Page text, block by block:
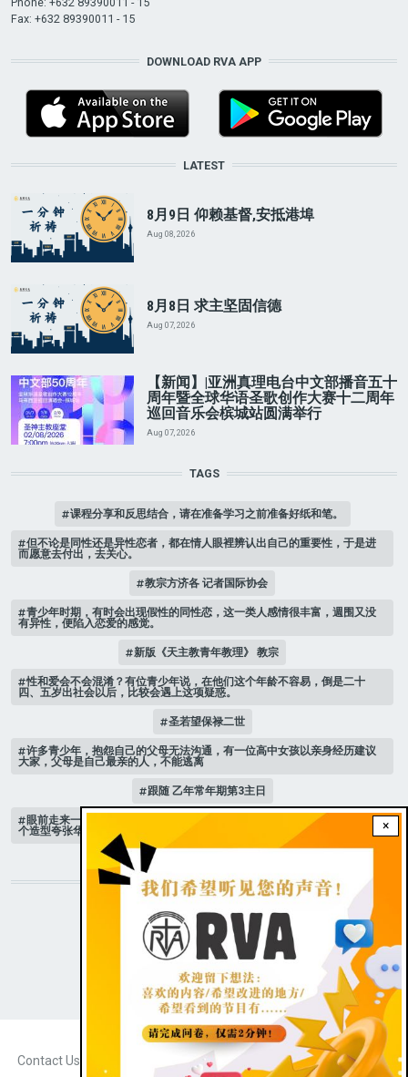
×
Fax: +632 89390011 - 15
DOWNLOAD RVA APP
LATEST
8月9日 仰赖基督,安抵港埠
Aug 08, 2026
8月8日 求主坚固信德
Aug 07, 2026
【新闻】|亚洲真理电台中文部播音五十
周年暨全球华语圣歌创作大赛十二周年
巡回音乐会槟城站圆满举行
Aug 07, 2026
TAGS
课程分享和反思结合，请在准备学习之前准备好纸和笔。
但不论是同性还是异性恋者，都在情人眼裡辨认出自己的重要性，于是进
而愿意去付出，去关心。
教宗方济各 记者国际协会
青少年时期，有时会出现假性的同性恋，这一类人感情很丰富，週围又没
有异性，便陷入恋爱的感觉。
新版《天主教青年教理》 教宗
性和爱会不会混淆？有位青少年说，在他们这个年龄不容易，倒是二十
四、五岁出社会以后，比较会遇上这项疑惑。
圣若望保禄二世
许多青少年，抱怨自己的父母无法沟通，有一位高中女孩以亲身经历建议
大家，父母是自己最亲的人，不能逃离
跟随 乙年常年期第3主日
眼前走来一位魔女，可爱的妖媚中带点邪恶，身上穿著宫廷的小丑服，整
个造型夸张华丽，非常特殊。
STAY CONNECTED WITH US!
Contact Us
Dark theme